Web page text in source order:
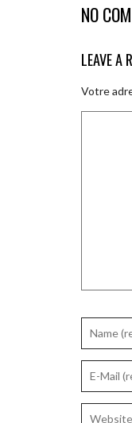
NO
LEAVE A
Votre